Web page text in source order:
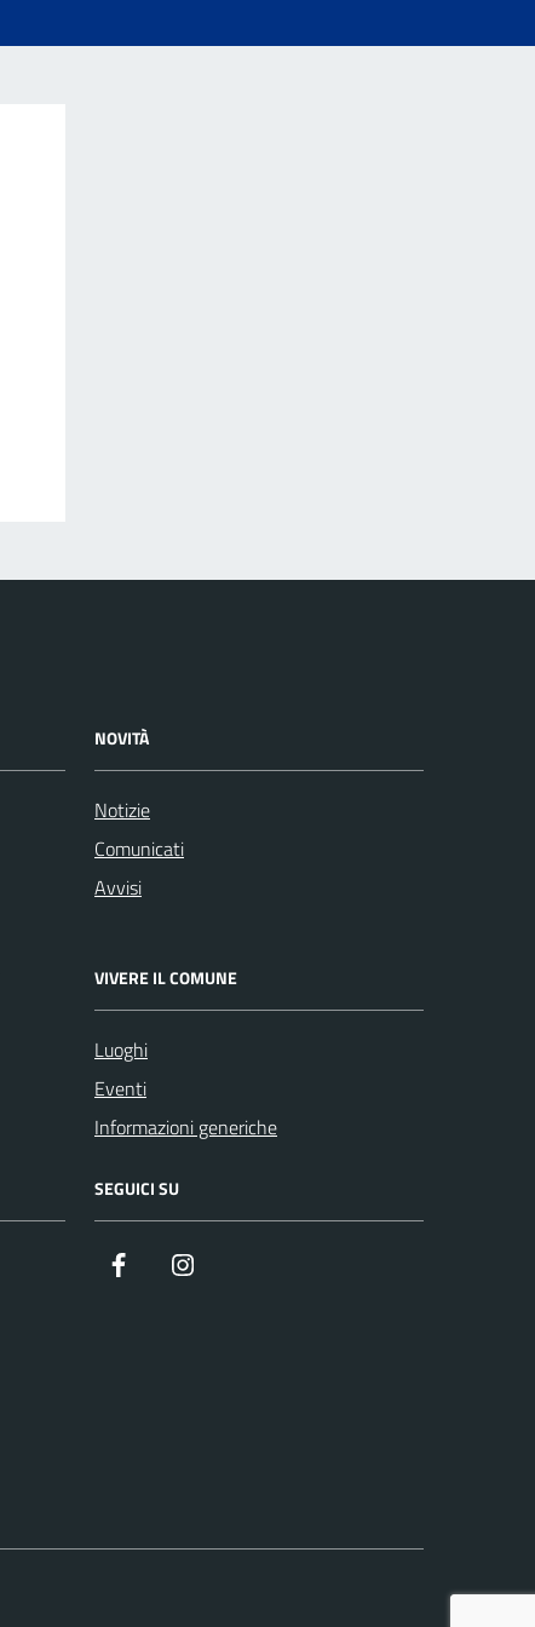
NOVITÀ
Notizie
Comunicati
Avvisi
VIVERE IL COMUNE
Luoghi
Eventi
Informazioni generiche
SEGUICI SU
Facebook